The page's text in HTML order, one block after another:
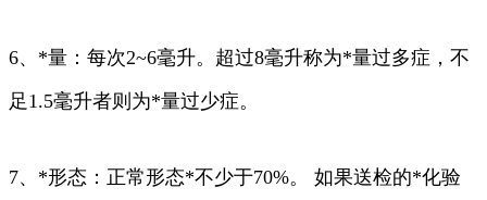
6、*量：每次2~6毫升。超过8毫升称为*量过多症，不
足1.5毫升者则为*量过少症。
7、*形态：正常形态*不少于70%。 如果送检的*化验